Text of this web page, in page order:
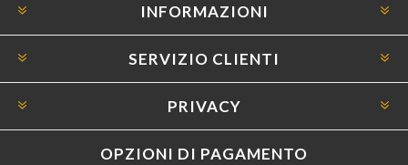
INFORMAZIONI
SERVIZIO CLIENTI
PRIVACY
OPZIONI DI PAGAMENTO